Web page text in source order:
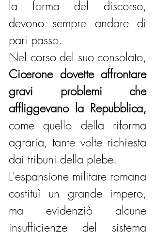
la forma del discorso,
devono sempre andare di
pari passo.
Cicerone dovette affrontare
gravi problemi che
affliggevano la Repubblica,
come quello della riforma
agraria, tante volte richiesta
dai tribuni della plebe.
L'espansione militare romana
costituì un grande impero,
ma evidenziò alcune
insufficienze del sistema